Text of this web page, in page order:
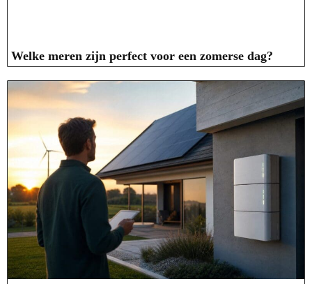
Welke meren zijn perfect voor een zomerse dag?